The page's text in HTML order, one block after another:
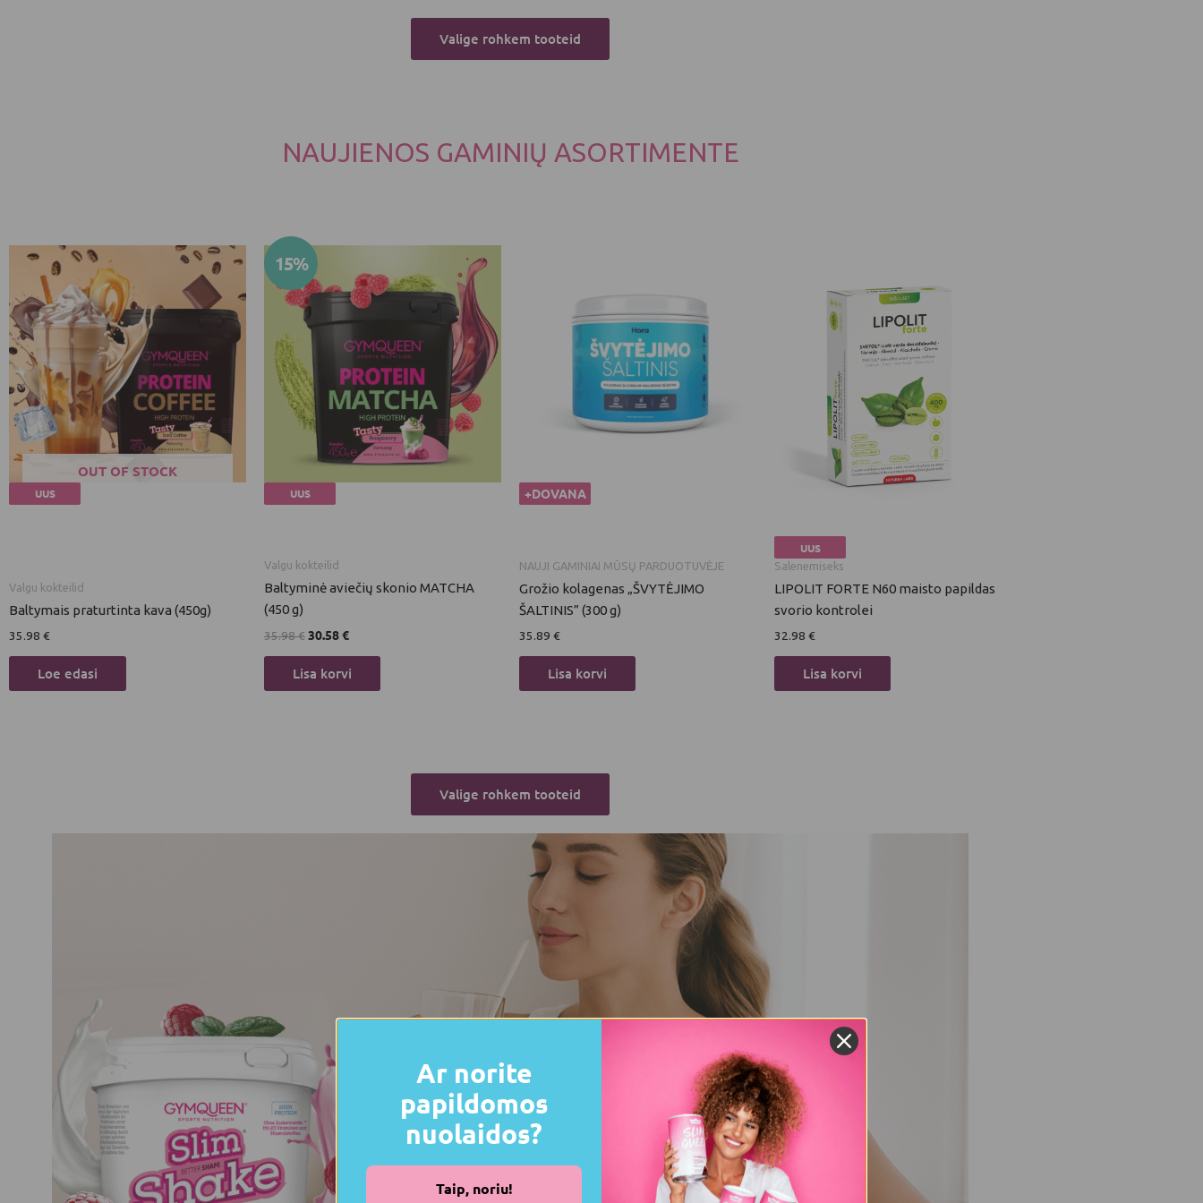
Valige rohkem tooteid
NAUJIENOS GAMINIŲ ASORTIMENTE
UUS
OUT OF STOCK
Valgu kokteilid
Baltymais praturtinta kava (450g)
35.98 €
Loe edasi
15%
UUS
Valgu kokteilid
Baltyminė aviečių skonio MATCHA
(450 g)
35.98€
Algne
hind
oli:
35.98 €.
30.58€
is:
30.58 €.
Lisa korvi
+DOVANA
NAUJI GAMINIAI MŪSŲ PARDUOTUVĖJE
Grožio kolagenas „ŠVYTĖJIMO
ŠALTINIS” (300 g)
35.89 €
Lisa korvi
UUS
Salenemiseks
LIPOLIT FORTE N60 maisto papildas
svorio kontrolei
32.98 €
Lisa korvi
Valige rohkem tooteid
Ar norite
papildomos
nuolaidos?
Taip, noriu!